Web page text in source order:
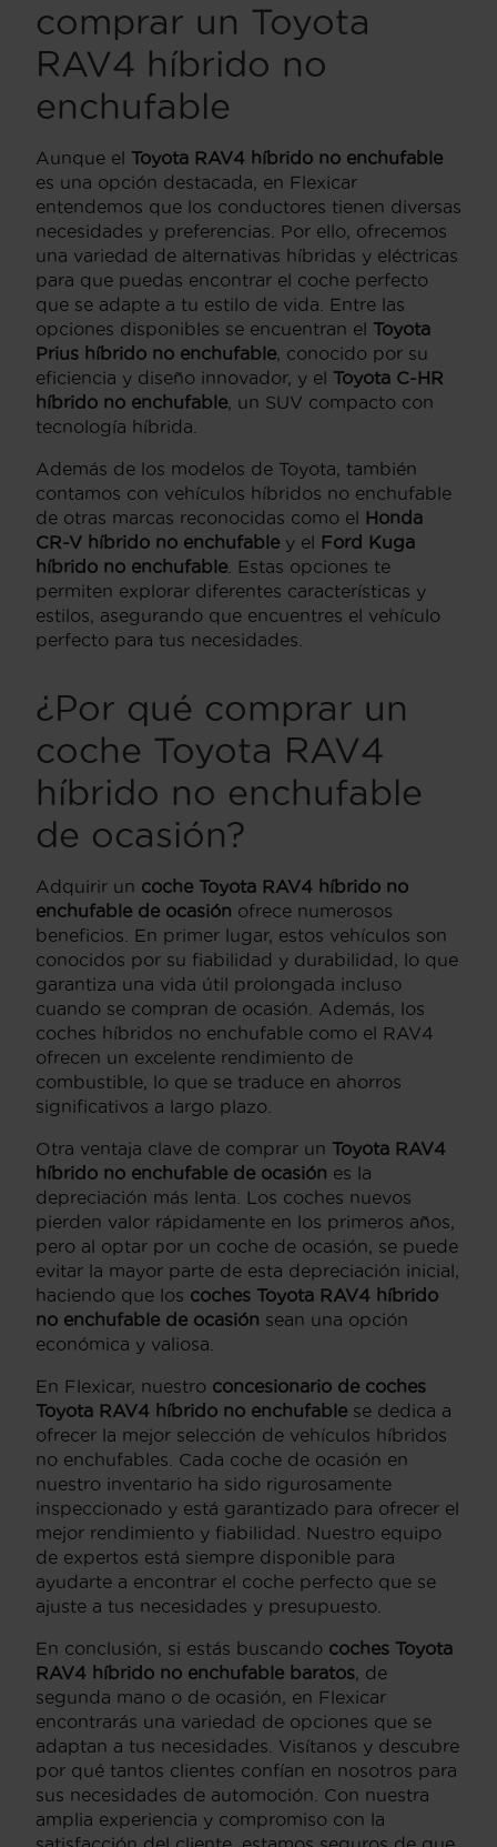
comprar un Toyota
RAV4 híbrido no
enchufable
Aunque el Toyota RAV4 híbrido no enchufable
es una opción destacada, en Flexicar
entendemos que los conductores tienen diversas
necesidades y preferencias. Por ello, ofrecemos
una variedad de alternativas híbridas y eléctricas
para que puedas encontrar el coche perfecto
que se adapte a tu estilo de vida. Entre las
opciones disponibles se encuentran el Toyota
Prius híbrido no enchufable , conocido por su
eficiencia y diseño innovador, y el Toyota C-HR
híbrido no enchufable , un SUV compacto con
tecnología híbrida.
Además de los modelos de Toyota, también
contamos con vehículos híbridos no enchufable
de otras marcas reconocidas como el Honda
CR-V híbrido no enchufable y el Ford Kuga
híbrido no enchufable . Estas opciones te
permiten explorar diferentes características y
estilos, asegurando que encuentres el vehículo
perfecto para tus necesidades.
¿Por qué comprar un
coche Toyota RAV4
híbrido no enchufable
de ocasión?
Adquirir un coche Toyota RAV4 híbrido no
enchufable de ocasión ofrece numerosos
beneficios. En primer lugar, estos vehículos son
conocidos por su fiabilidad y durabilidad, lo que
garantiza una vida útil prolongada incluso
cuando se compran de ocasión. Además, los
coches híbridos no enchufable como el RAV4
ofrecen un excelente rendimiento de
combustible, lo que se traduce en ahorros
significativos a largo plazo.
Otra ventaja clave de comprar un Toyota RAV4
híbrido no enchufable de ocasión es la
depreciación más lenta. Los coches nuevos
pierden valor rápidamente en los primeros años,
pero al optar por un coche de ocasión, se puede
evitar la mayor parte de esta depreciación inicial,
haciendo que los coches Toyota RAV4 híbrido
no enchufable de ocasión sean una opción
económica y valiosa.
En Flexicar, nuestro concesionario de coches
Toyota RAV4 híbrido no enchufable se dedica a
ofrecer la mejor selección de vehículos híbridos
no enchufables. Cada coche de ocasión en
nuestro inventario ha sido rigurosamente
inspeccionado y está garantizado para ofrecer el
mejor rendimiento y fiabilidad. Nuestro equipo
de expertos está siempre disponible para
ayudarte a encontrar el coche perfecto que se
ajuste a tus necesidades y presupuesto.
En conclusión, si estás buscando coches Toyota
RAV4 híbrido no enchufable baratos , de
segunda mano o de ocasión, en Flexicar
encontrarás una variedad de opciones que se
adaptan a tus necesidades. Visítanos y descubre
por qué tantos clientes confían en nosotros para
sus necesidades de automoción. Con nuestra
amplia experiencia y compromiso con la